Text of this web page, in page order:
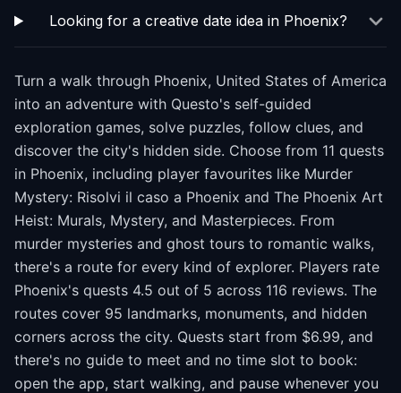
Looking for a creative date idea in Phoenix?
Turn a walk through Phoenix, United States of America
into an adventure with Questo's self-guided
exploration games, solve puzzles, follow clues, and
discover the city's hidden side. Choose from 11 quests
in Phoenix, including player favourites like Murder
Mystery: Risolvi il caso a Phoenix and The Phoenix Art
Heist: Murals, Mystery, and Masterpieces. From
murder mysteries and ghost tours to romantic walks,
there's a route for every kind of explorer. Players rate
Phoenix's quests 4.5 out of 5 across 116 reviews. The
routes cover 95 landmarks, monuments, and hidden
corners across the city. Quests start from $6.99, and
there's no guide to meet and no time slot to book:
open the app, start walking, and pause whenever you